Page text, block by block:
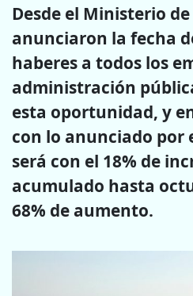
Desde el Ministerio
anunciaron la fecha
haberes a todos los
administración
esta oportunidad, y
con lo anunciado por
será con el 18% de
acumulado hasta
68% de aumento.